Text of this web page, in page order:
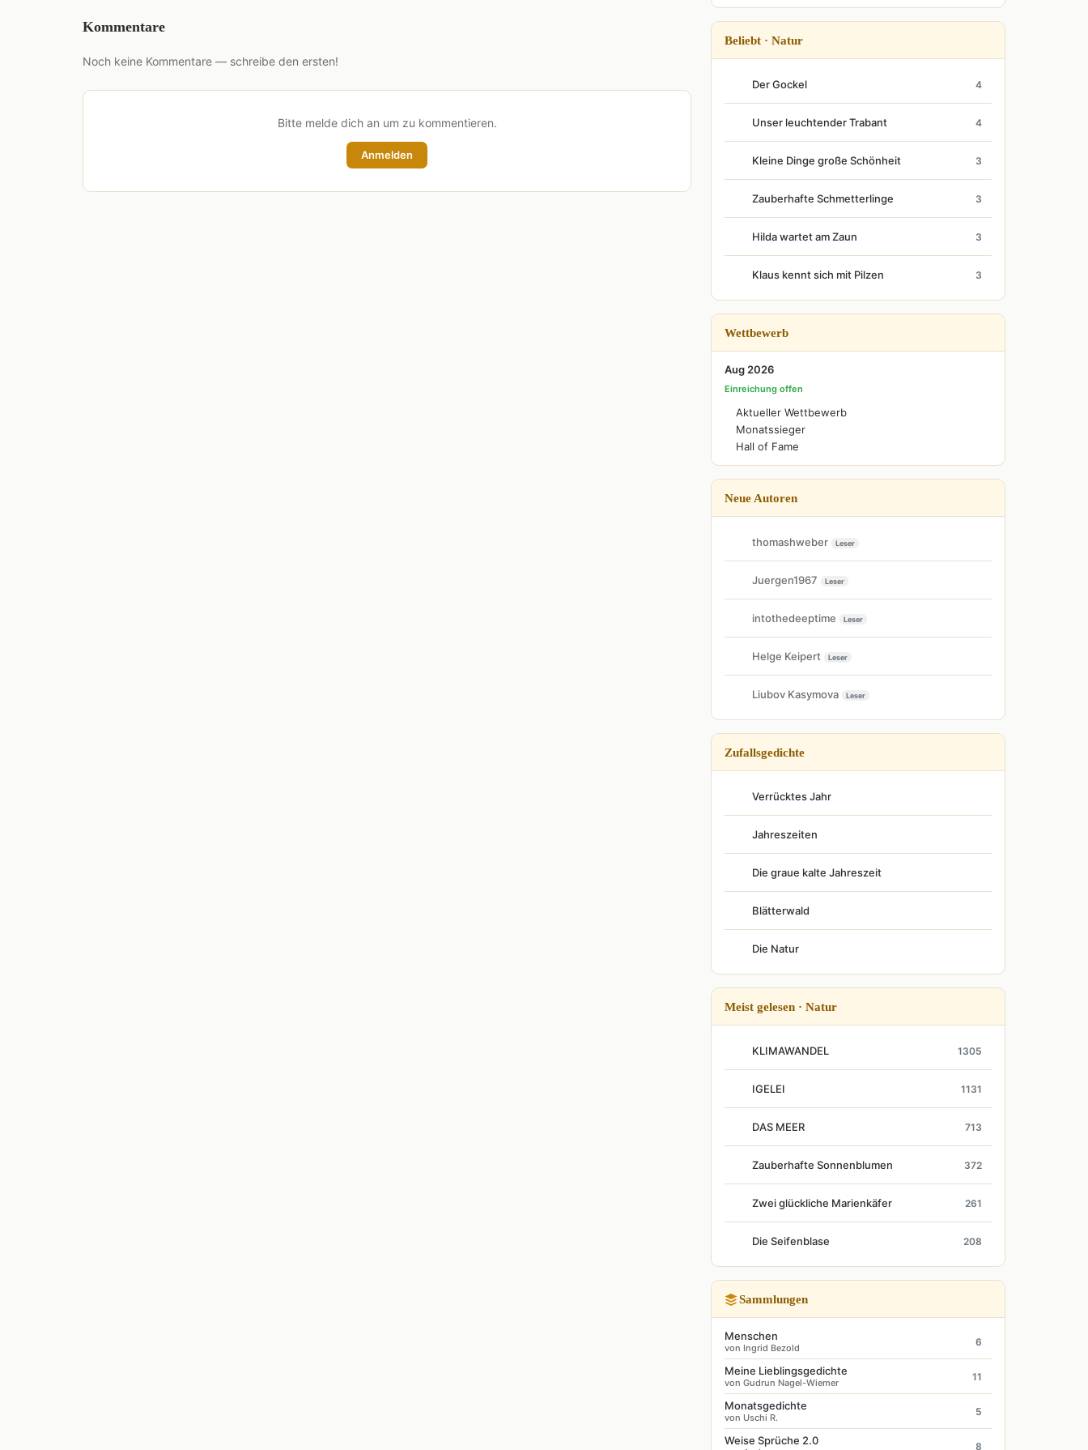
Kommentare
Noch keine Kommentare — schreibe den ersten!
Bitte melde dich an um zu kommentieren.
Anmelden
Beliebt · Natur
Der Gockel 4
Unser leuchtender Trabant 4
Kleine Dinge große Schönheit 3
Zauberhafte Schmetterlinge 3
Hilda wartet am Zaun 3
Klaus kennt sich mit Pilzen 3
Wettbewerb
Aug 2026
Einreichung offen
Aktueller Wettbewerb
Monatssieger
Hall of Fame
Neue Autoren
thomashweber Leser
Juergen1967 Leser
intothedeeptime Leser
Helge Keipert Leser
Liubov Kasymova Leser
Zufallsgedichte
Verrücktes Jahr
Jahreszeiten
Die graue kalte Jahreszeit
Blätterwald
Die Natur
Meist gelesen · Natur
KLIMAWANDEL 1305
IGELEI 1131
DAS MEER 713
Zauberhafte Sonnenblumen 372
Zwei glückliche Marienkäfer 261
Die Seifenblase 208
Sammlungen
Menschen
von Ingrid Bezold
6
Meine Lieblingsgedichte
von Gudrun Nagel-Wiemer
11
Monatsgedichte
von Uschi R.
5
Weise Sprüche 2.0 8